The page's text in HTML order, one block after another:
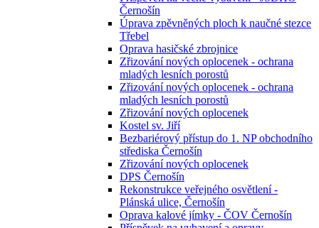
Černošín
Úprava zpěvněných ploch k naučné stezce
Třebel
Oprava hasičské zbrojnice
Zřizování nových oplocenek - ochrana
mladých lesních porostů
Zřizování nových oplocenek - ochrana
mladých lesních porostů
Zřizování nových oplocenek
Kostel sv. Jiří
Bezbariérový přístup do 1. NP obchodního
střediska Černošín
Zřizování nových oplocenek
DPS Černošín
Rekonstrukce veřejného osvětlení -
Plánská ulice, Černošín
Oprava kalové jímky - ČOV Černošín